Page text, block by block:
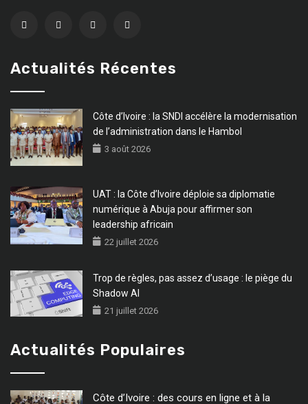
Actualités Récentes
Côte d’Ivoire : la SNDI accélère la modernisation
de l’administration dans le Hambol
3 août 2026
UAT : la Côte d’Ivoire déploie sa diplomatie
numérique à Abuja pour affirmer son
leadership africain
22 juillet 2026
Trop de règles, pas assez d’usage : le piège du
Shadow AI
21 juillet 2026
Actualités Populaires
Côte d’Ivoire : des cours en ligne et à la